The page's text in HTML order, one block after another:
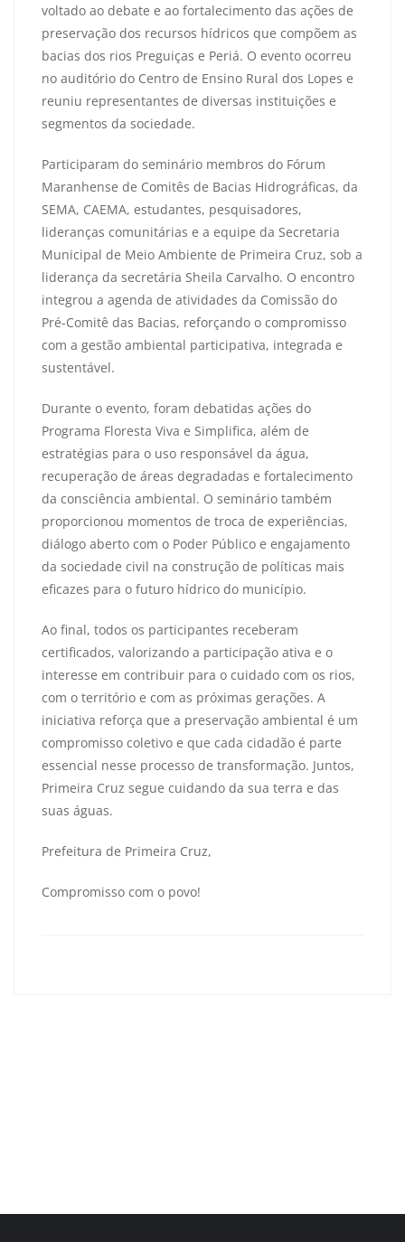
voltado ao debate e ao fortalecimento das ações de
preservação dos recursos hídricos que compõem as
bacias dos rios Preguiças e Periá. O evento ocorreu
no auditório do Centro de Ensino Rural dos Lopes e
reuniu representantes de diversas instituições e
segmentos da sociedade.
Participaram do seminário membros do Fórum
Maranhense de Comitês de Bacias Hidrográficas, da
SEMA, CAEMA, estudantes, pesquisadores,
lideranças comunitárias e a equipe da Secretaria
Municipal de Meio Ambiente de Primeira Cruz, sob a
liderança da secretária Sheila Carvalho. O encontro
integrou a agenda de atividades da Comissão do
Pré-Comitê das Bacias, reforçando o compromisso
com a gestão ambiental participativa, integrada e
sustentável.
Durante o evento, foram debatidas ações do
Programa Floresta Viva e Simplifica, além de
estratégias para o uso responsável da água,
recuperação de áreas degradadas e fortalecimento
da consciência ambiental. O seminário também
proporcionou momentos de troca de experiências,
diálogo aberto com o Poder Público e engajamento
da sociedade civil na construção de políticas mais
eficazes para o futuro hídrico do município.
Ao final, todos os participantes receberam
certificados, valorizando a participação ativa e o
interesse em contribuir para o cuidado com os rios,
com o território e com as próximas gerações. A
iniciativa reforça que a preservação ambiental é um
compromisso coletivo e que cada cidadão é parte
essencial nesse processo de transformação. Juntos,
Primeira Cruz segue cuidando da sua terra e das
suas águas.
Prefeitura de Primeira Cruz,
Compromisso com o povo!